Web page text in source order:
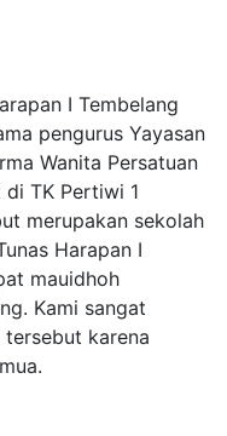
I Tembelang
pengurus Yayasan
Wanita Persatuan
TK Pertiwi 1
merupakan sekolah
Harapan I
mauidhoh
Kami sangat
karena